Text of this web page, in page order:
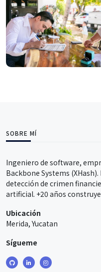
SOBRE MÍ
Ingeniero de software,
Backbone Systems
detección de crimen
artificial. +20 años
Ubicación
Merida, Yucatan
Sígueme